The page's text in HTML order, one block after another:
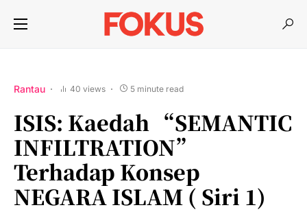
Rantau 40 views 5 minute read
ISIS: Kaedah “SEMANTIC
INFILTRATION”
Terhadap Konsep
NEGARA ISLAM ( Siri 1)